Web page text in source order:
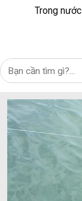
Trong nước